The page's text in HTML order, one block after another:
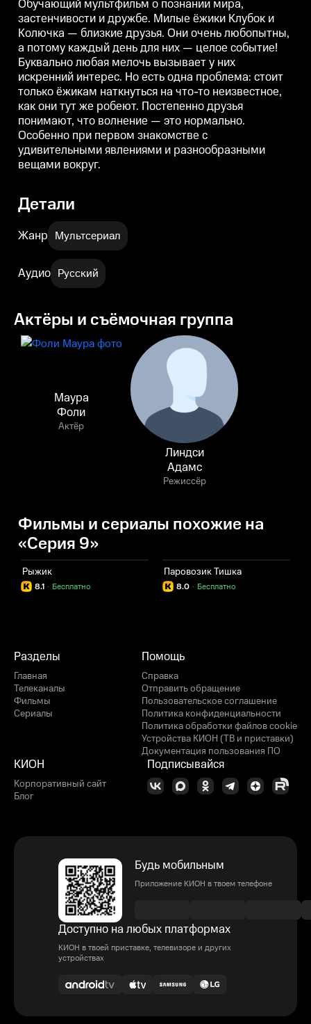
неизвестное, как они тут же
робеют. Постепенно друзья
понимают, что волнение — это
нормально. Особенно при
первом знакомстве с
удивительными явлениями и
разнообразными вещами
вокруг.
неизвестное, как они тут же
робеют. Постепенно друзья
понимают, что волнение — это
нормально. Особенно при
первом знакомстве с
удивительными явлениями и
разнообразными вещами
вокруг.
Обучающий мультфильм о познании мира,
застенчивости и дружбе. Милые ёжики Клубок и
Колючка — близкие друзья. Они очень любопытны,
а потому каждый день для них — целое событие!
Буквально любая мелочь вызывает у них
искренний интерес. Но есть одна проблема: стоит
только ёжикам наткнуться на что-то неизвестное,
как они тут же робеют. Постепенно друзья
понимают, что волнение — это нормально.
Особенно при первом знакомстве с
удивительными явлениями и разнообразными
вещами вокруг.
Детали
Жанр Мультсериал
Аудио Русский
Актёры и съёмочная группа
Маура
Фоли
Актёр
Линдси
Адамс
Режиссёр
Фильмы и сериалы похожие на
«Серия 9»
Рыжик
8.1 Бесплатно
·
Паровозик Тишка
8.0 Бесплатно
·
Разделы
Главная
Телеканалы
Фильмы
Сериалы
Помощь
Справка
Отправить обращение
Пользовательское соглашение
Политика конфиденциальности
Политика обработки файлов cookie
Устройства КИОН (ТВ и приставки)
Документация пользования ПО
КИОН
Корпоративный сайт
Блог
Подписывайся
Будь мобильным
Приложение КИОН в твоем телефоне
Доступно на любых платформах
КИОН в твоей приставке, телевизоре и других
устройствах